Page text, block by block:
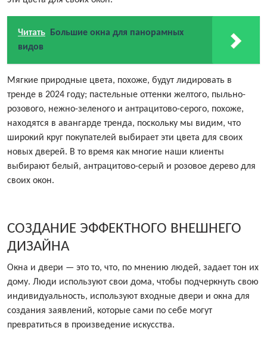
Читать
Большие окна для панорамных
видов
Мягкие природные цвета, похоже, будут лидировать в
тренде в 2024 году; пастельные оттенки желтого, пыльно-
розового, нежно-зеленого и антрацитово-серого, похоже,
находятся в авангарде тренда, поскольку мы видим, что
широкий круг покупателей выбирает эти цвета для своих
новых дверей. В то время как многие наши клиенты
выбирают белый, антрацитово-серый и розовое дерево для
своих окон.
СОЗДАНИЕ ЭФФЕКТНОГО ВНЕШНЕГО
ДИЗАЙНА
Окна и двери — это то, что, по мнению людей, задает тон их
дому. Люди используют свои дома, чтобы подчеркнуть свою
индивидуальность, используют входные двери и окна для
создания заявлений, которые сами по себе могут
превратиться в произведение искусства.